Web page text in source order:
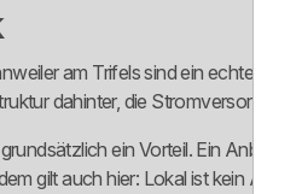
am Trifels sind ein echter
dahinter, die
ein Vorteil. Ein
gilt auch hier: Lokal ist kein